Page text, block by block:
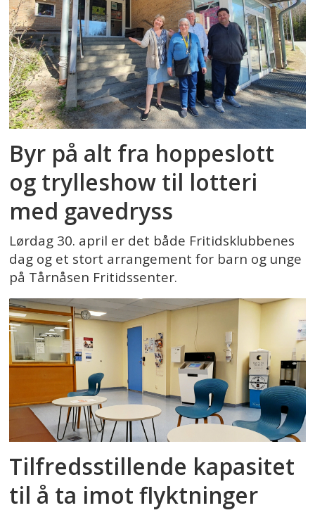
Byr på alt fra hoppeslott
og trylleshow til lotteri
med gavedryss
Lørdag 30. april er det både Fritidsklubbenes
dag og et stort arrangement for barn og unge
på Tårnåsen Fritidssenter.
Tilfredsstillende kapasitet
til å ta imot flyktninger